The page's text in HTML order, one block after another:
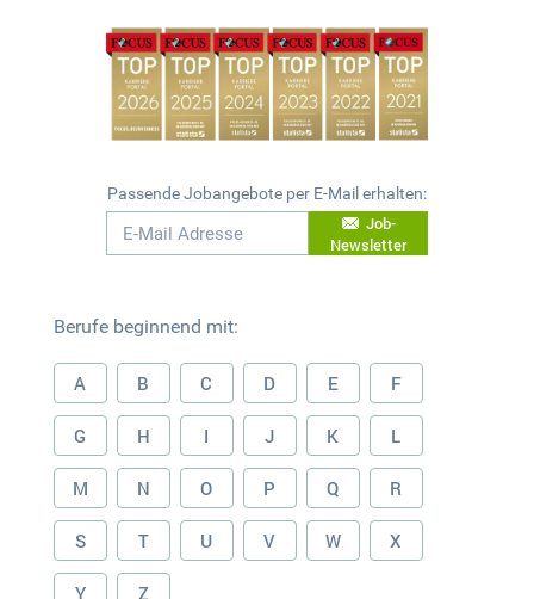
Passende Jobangebote per E-Mail erhalten:
Job-
Newsletter
Berufe beginnend mit:
A B C D E F
G H I J K L
M N O P Q R
S T U V W X
Y Z